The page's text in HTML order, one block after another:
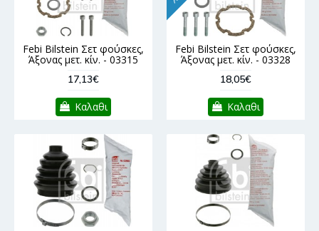
Febi Bilstein Σετ φούσκες,
Άξονας μετ. κίν. - 03315
17,13€
Καλαθι
Febi Bilstein Σετ φούσκες,
Άξονας μετ. κίν. - 03328
18,05€
Καλαθι